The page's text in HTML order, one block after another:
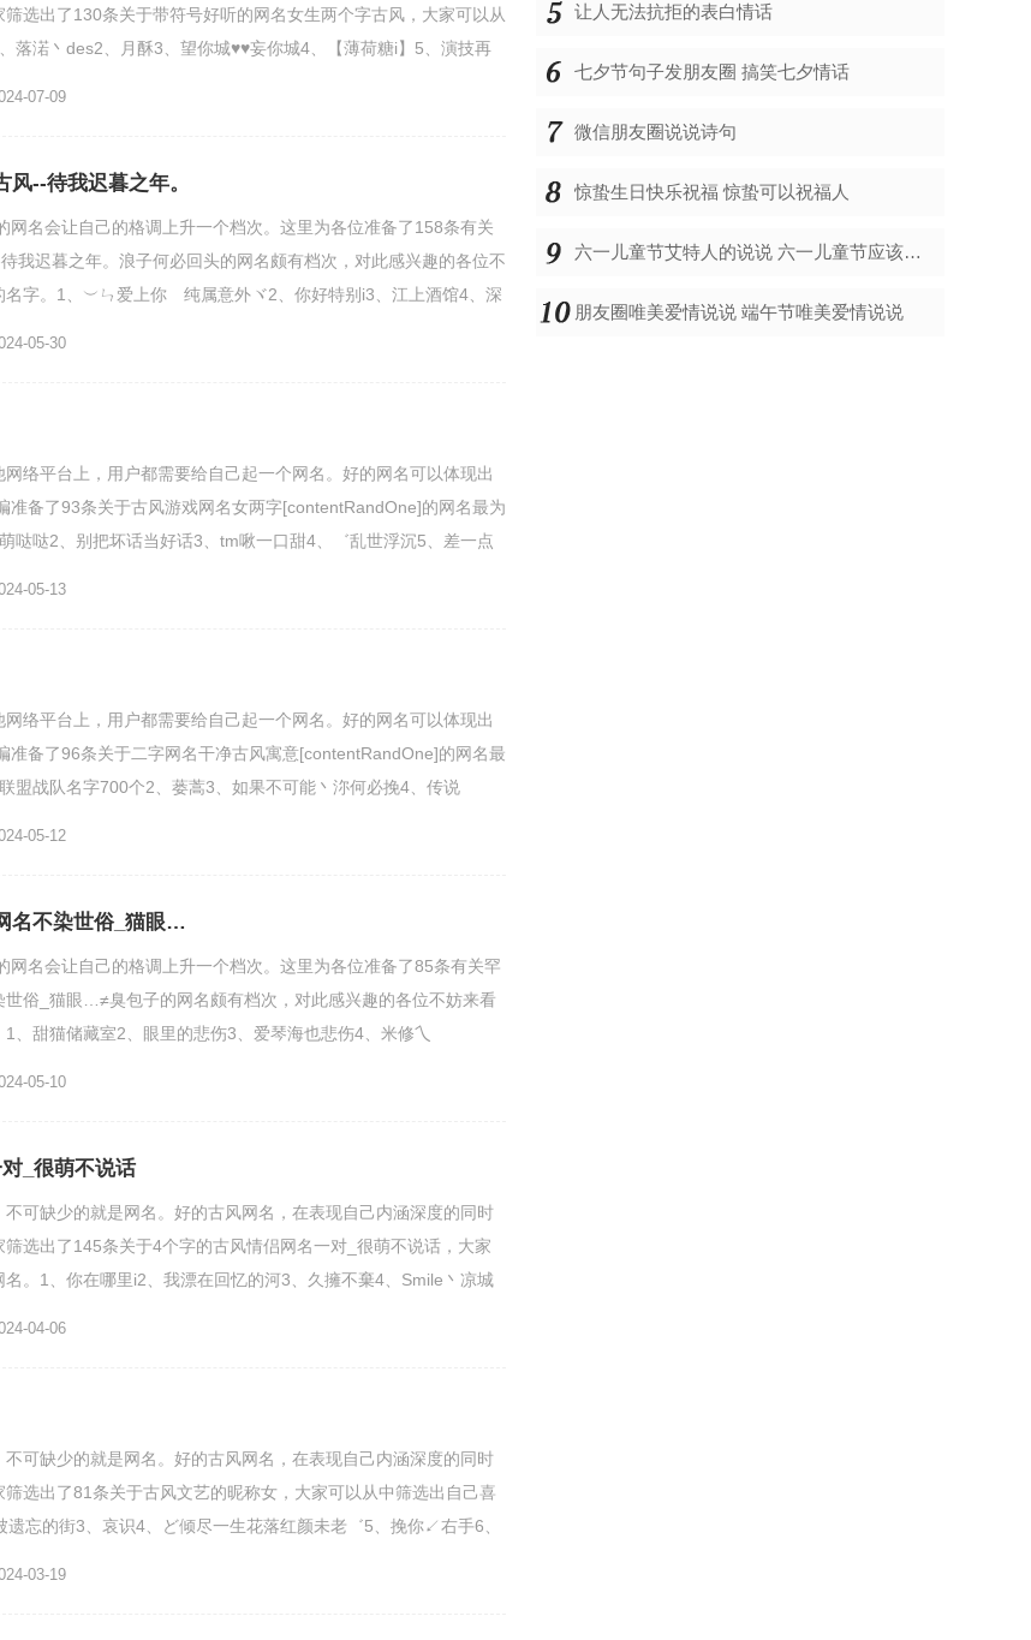
选出了130条关于带符号好听的网名女生两个字古风，大家可以从
落渃丶des2、月酥3、望你城♥♥妄你城4、【薄荷糖i】5、演技再
07-09
--待我迟暮之年。
网名会让自己的格调上升一个档次。这里为各位准备了158条有关
我迟暮之年。浪子何必回头的网名颇有档次，对此感兴趣的各位不
字。1、︶ㄣ爱上你ゝ纯属意外ヾ2、你好特别i3、江上酒馆4、深
05-30
络平台上，用户都需要给自己起一个网名。好的网名可以体现出
准备了93条关于古风游戏网名女两字[contentRandOne]的网名最为
哒哒2、别把坏话当好话3、tm啾一口甜4、゛乱世浮沉5、差一点
05-13
络平台上，用户都需要给自己起一个网名。好的网名可以体现出
准备了96条关于二字网名干净古风寓意[contentRandOne]的网名最
盟战队名字700个2、蒌蒿3、如果不可能丶沵何必挽4、传说
05-12
名不染世俗_猫眼…
网名会让自己的格调上升一个档次。这里为各位准备了85条有关罕
世俗_猫眼…≠臭包子的网名颇有档次，对此感兴趣的各位不妨来看
、甜猫储藏室2、眼里的悲伤3、爱琴海也悲伤4、米修乀
05-10
_很萌不说话
可缺少的就是网名。好的古风网名，在表现自己内涵深度的同时
选出了145条关于4个字的古风情侣网名一对_很萌不说话，大家
。1、你在哪里i2、我漂在回忆的河3、久擁不棄4、Smile丶凉城
04-06
可缺少的就是网名。好的古风网名，在表现自己内涵深度的同时
选出了81条关于古风文艺的昵称女，大家可以从中筛选出自己喜
忘的街3、哀识4、ど倾尽一生花落红颜未老゛5、挽你↙右手6、
03-19
让人无法抗拒的表白情话
七夕节句子发朋友圈 搞笑七夕情话
微信朋友圈说说诗句
惊蛰生日快乐祝福 惊蛰可以祝福人
六一儿童节艾特人的说说 六一儿童节应该发的说说
朋友圈唯美爱情说说 端午节唯美爱情说说